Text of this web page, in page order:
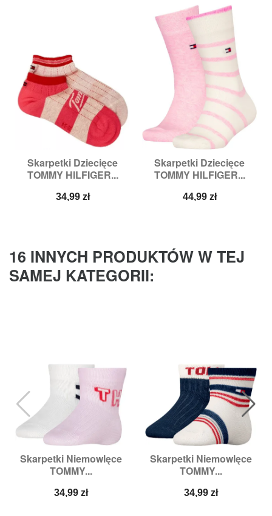
Skarpetki Dziecięce
TOMMY HILFIGER...
Cena
34,99 zł
Skarpetki Dziecięce
TOMMY HILFIGER...
Cena
44,99 zł
16 INNYCH PRODUKTÓW W TEJ
SAMEJ KATEGORII:
Skarpetki Niemowlęce
TOMMY...
Cena
34,99 zł
Skarpetki Niemowlęce
TOMMY...
Cena
34,99 zł